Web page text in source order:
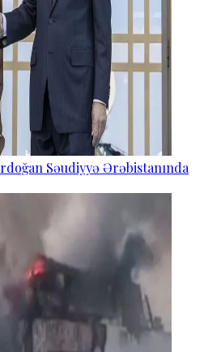
Səudiyyə Ərəbistanında